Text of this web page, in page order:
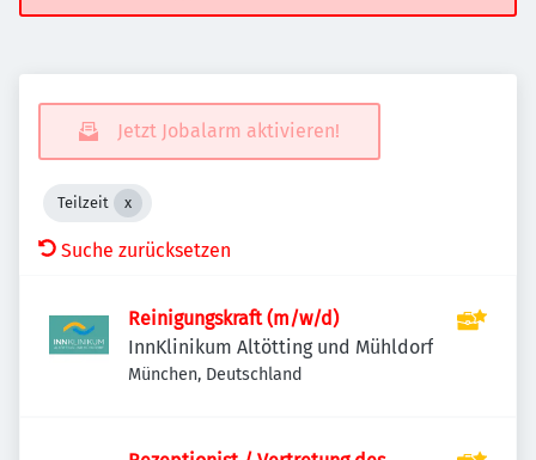
Jetzt Jobalarm aktivieren!
Teilzeit
Suche zurücksetzen
Reinigungskraft (m/w/d)
InnKlinikum Altötting und Mühldorf
München, Deutschland